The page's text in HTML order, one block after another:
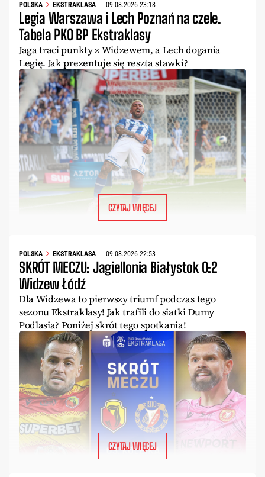
POLSKA EKSTRAKLASA 09.08.2026 23:18
Legia Warszawa i Lech Poznań na czele.
Tabela PKO BP Ekstraklasy
Jaga traci punkty z Widzewem, a Lech dogania
Legię. Jak prezentuje się reszta stawki?
CZYTAJ WIĘCEJ
POLSKA EKSTRAKLASA 09.08.2026 22:53
SKRÓT MECZU: Jagiellonia Białystok 0:2
Widzew Łódź
Dla Widzewa to pierwszy triumf podczas tego
sezonu Ekstraklasy! Jak trafili do siatki Dumy
Podlasia? Poniżej skrót tego spotkania!
CZYTAJ WIĘCEJ